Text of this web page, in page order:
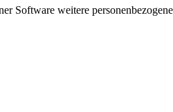
Software weitere